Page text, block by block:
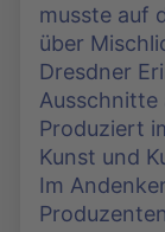
musste auf
über
Dresdner
Ausschnitte
Produziert
Kunst und
Im